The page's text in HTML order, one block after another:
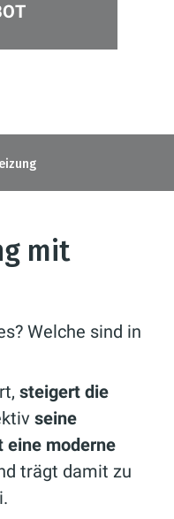
mit
Welche sind in
steigert die
seine
eine moderne
trägt damit zu